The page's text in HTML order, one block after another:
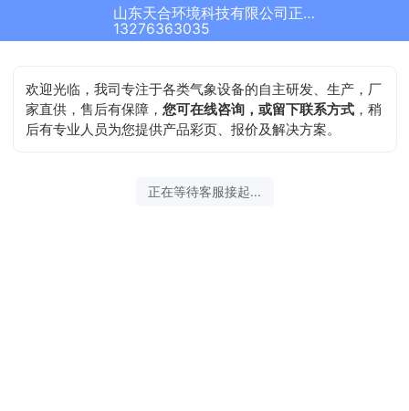
山东天合环境科技有限公司正在为您服务
13276363035
欢迎光临，我司专注于各类气象设备的自主研发、生产，厂
家直供，售后有保障，您可在线咨询，或留下联系方式 ，稍
后有专业人员为您提供产品彩页、报价及解决方案。
正在等待客服接起...